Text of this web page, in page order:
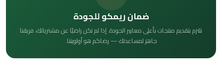
ضمان ريمكو للجودة
نلتزم بتقديم منتجات بأعلى معايير الجودة. إذا لم تكن راضيًا عن مشترياتك، فريقنا
جاهز لمساعدتك — رضاكم هو أولويتنا.